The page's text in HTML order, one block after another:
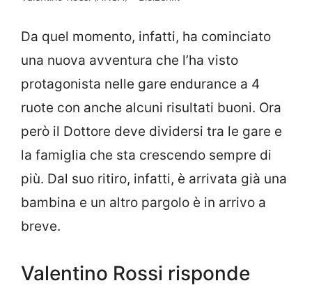
Da quel momento, infatti, ha cominciato
una nuova avventura che l’ha visto
protagonista nelle gare endurance a 4
ruote con anche alcuni risultati buoni. Ora
però il Dottore deve dividersi tra le gare e
la famiglia che sta crescendo sempre di
più. Dal suo ritiro, infatti, è arrivata già una
bambina e un altro pargolo è in arrivo a
breve.
Valentino Rossi risponde